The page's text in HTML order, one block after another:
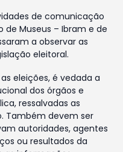
de comunicação
de Museus – Ibram e de
a observar as
eleitoral.
eleições, é vedada a
dos órgãos e
ressalvadas as
Também devem ser
autoridades, agentes
ou resultados da